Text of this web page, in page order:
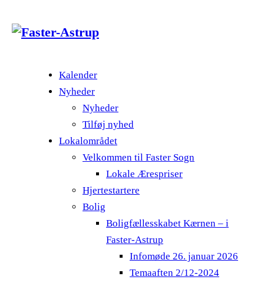
Kalender
Nyheder
Nyheder
Tilføj nyhed
Lokalområdet
Velkommen til Faster Sogn
Lokale Ærespriser
Hjertestartere
Bolig
Boligfællesskabet Kærnen – i
Faster-Astrup
Infomøde 26. januar 2026
Temaaften 2/12-2024